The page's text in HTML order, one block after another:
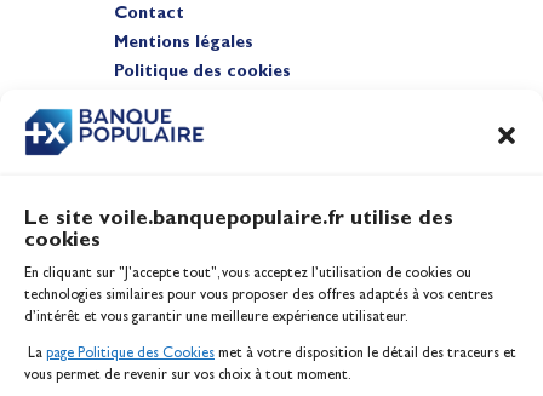
Le site voile.banquepopulaire.fr utilise des
cookies
En cliquant sur "J'accepte tout", vous acceptez l’utilisation de cookies ou
technologies similaires pour vous proposer des offres adaptés à vos centres
d’intérêt et vous garantir une meilleure expérience utilisateur.
La page Politique des Cookies met à votre disposition le détail des traceurs et
vous permet de revenir sur vos choix à tout moment.
Contact
Mentions légales
Politique des cookies
Banque de la voile
Espace presse
NEWSLETTER
ABONNEZ-VOUS